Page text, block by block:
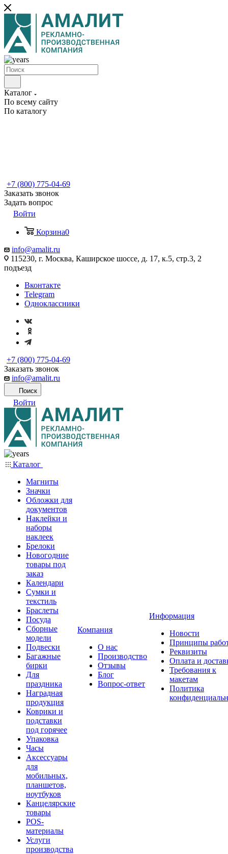
Каталог
По всему сайту
По каталогу
+7 (800) 775-04-69
Заказать звонок
Задать вопрос
Войти
Корзина0
info@amalit.ru
115230, г. Москва, Каширское шоссе, д. 17, к.5, стр.3, 2
подъезд
Вконтакте
Telegram
Одноклассники
+7 (800) 775-04-69
Заказать звонок
info@amalit.ru
Поиск
Войти
Каталог
Магниты
Значки
Обложки для
документов
Наклейки и
наборы
наклеек
Брелоки
Новогодние
товары под
заказ
Календари
Сумки и
текстиль
Браслеты
Посуда
Сборные
модели
Подвески
Багажные
бирки
Для
праздника
Наградная
продукция
Коврики и
подставки
под горячее
Упаковка
Часы
Аксессуары
для
мобильных,
планшетов,
ноутбуков
Канцелярские
товары
POS-
материалы
Услуги
производства
Компания
О нас
Производство
Отзывы
Блог
Вопрос-ответ
Информация
Новости
Принципы
Реквизиты
Оплата и
Требования к
макетам
Политика